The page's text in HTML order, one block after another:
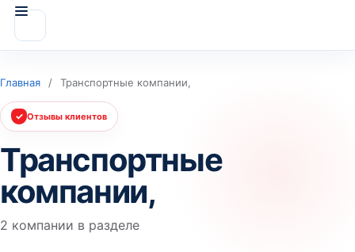
Главная / Транспортные компании,
✓ Отзывы клиентов
Транспортные
компании,
2 компании в разделе